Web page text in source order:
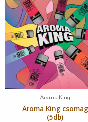
Aroma King
Aroma King csomag
(5db)